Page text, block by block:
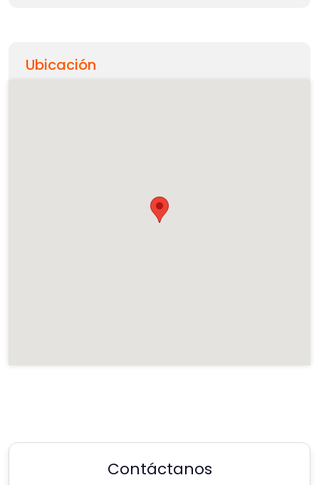
Ubicación
Contáctanos